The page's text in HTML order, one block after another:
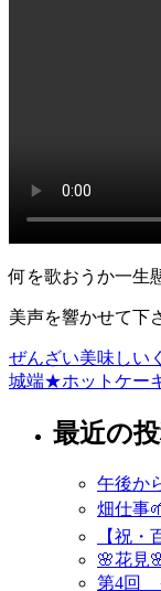
何を歌おうか一生
美声を響かせて下
投
稿
ぜんざい美味しい
城端★ホットケー
最近の
午後か
畑仕事
【祝・
🌸花見
第4回